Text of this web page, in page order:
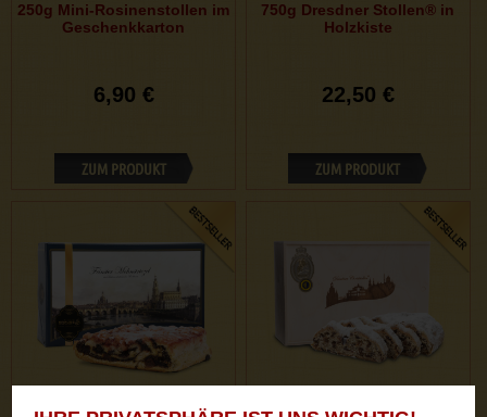
250g Mini-Rosinenstollen im
Geschenkkarton
6,90 €
ZUM PRODUKT
750g Dresdner Stollen® in
Holzkiste
22,50 €
ZUM PRODUKT